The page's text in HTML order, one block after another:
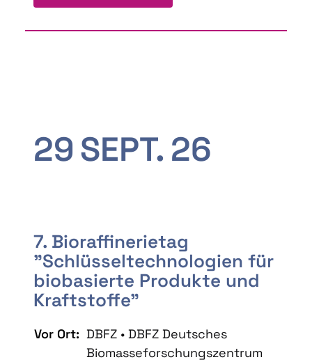
29SEPT. 26
7. Bioraffinerietag
"Schlüsseltechnologien für
biobasierte Produkte und
Kraftstoffe"
Vor Ort: DBFZ • DBFZ Deutsches
Biomasseforschungszentrum